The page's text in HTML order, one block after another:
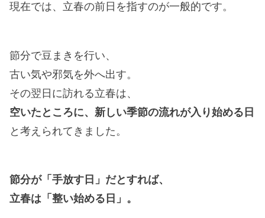
現在では、立春の前日を指すのが一般的です。
節分で豆まきを行い、
古い気や邪気を外へ出す。
その翌日に訪れる立春は、
空いたところに、新しい季節の流れが入り始める日
と考えられてきました。
節分が「手放す日」だとすれば、
立春は「整い始める日」。